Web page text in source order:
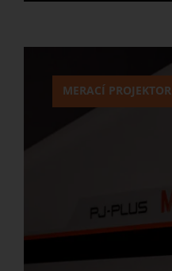
MERACÍ PROJEKTOR